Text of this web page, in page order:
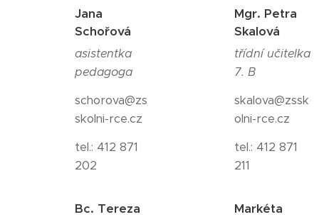
Jana
Schořová
asistentka
pedagoga
schorova@zs
skolni-rce.cz
tel.: 412 871
202
Mgr. Petra
Skalová
třídní učitelka
7. B
skalova@zssk
olni-rce.cz
tel.: 412 871
211
Bc. Tereza
Markéta